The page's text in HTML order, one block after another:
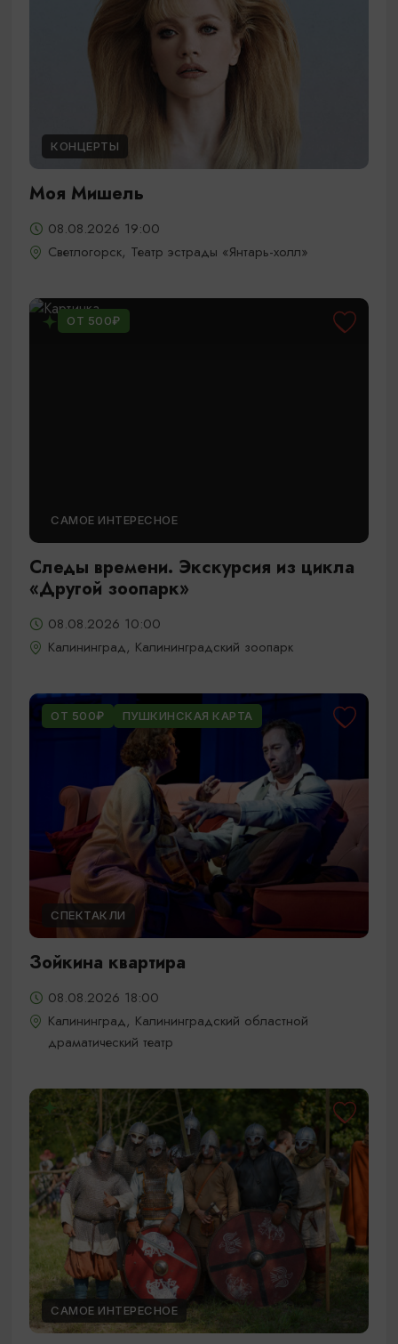
КОНЦЕРТЫ
Моя Мишель
08.08.2026 19:00
Светлогорск, Театр эстрады «Янтарь-холл»
ОТ 500₽
САМОЕ ИНТЕРЕСНОЕ
Следы времени. Экскурсия из цикла
«Другой зоопарк»
08.08.2026 10:00
Калининград, Калининградский зоопарк
ОТ 500₽ ПУШКИНСКАЯ КАРТА
СПЕКТАКЛИ
Зойкина квартира
08.08.2026 18:00
Калининград, Калининградский областной
драматический театр
САМОЕ ИНТЕРЕСНОЕ